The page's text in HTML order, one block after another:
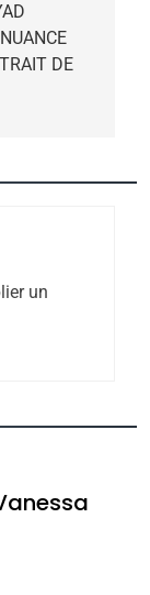
DE
un
plus